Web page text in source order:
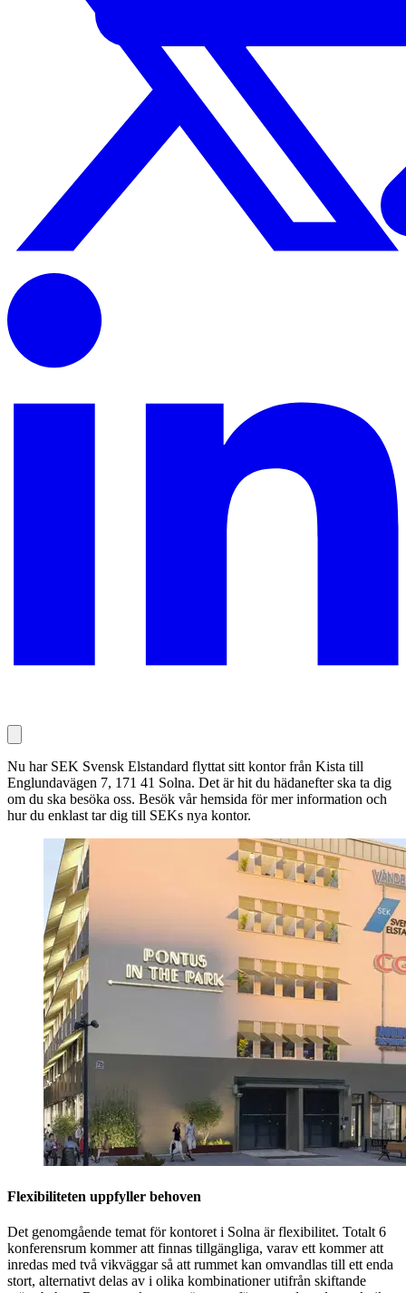
Nu har SEK Svensk Elstandard flyttat sitt kontor från Kista till
Englundavägen 7, 171 41 Solna. Det är hit du hädanefter ska ta dig
om du ska besöka oss. Besök vår hemsida för mer information och
hur du enklast tar dig till SEKs nya kontor.
Flexibiliteten uppfyller behoven
Det genomgående temat för kontoret i Solna är flexibilitet. Totalt 6
konferensrum kommer att finnas tillgängliga, varav ett kommer att
inredas med två vikväggar så att rummet kan omvandlas till ett enda
stort, alternativt delas av i olika kombinationer utifrån skiftande